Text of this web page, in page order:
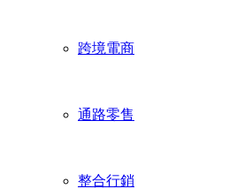
跨境電商
通路零售
整合行銷